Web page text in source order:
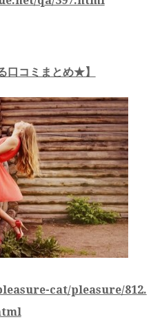
口コミまとめ★】
cat/pleasure/812.